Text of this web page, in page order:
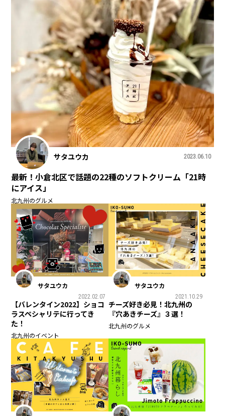
サタユウカ 2023.06.10
最新！小倉北区で話題の22種のソフトクリーム「21時
にアイス」
北九州のグルメ
サタユウカ
2022.02.07
【バレンタイン2022】ショコ
ラスペシャリテに行ってき
た！
北九州のイベント
サタユウカ
2021.10.29
チーズ好き必見！北九州の
『穴あきチーズ』３選！
北九州のグルメ